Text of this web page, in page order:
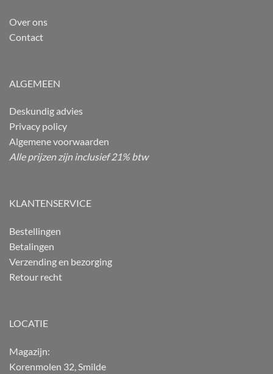
Over ons
Contact
ALGEMEEN
Deskundig advies
Privacy policy
Algemene voorwaarden
Alle prijzen zijn inclusief 21% btw
KLANTENSERVICE
Bestellingen
Betalingen
Verzending en bezorging
Retour recht
LOCATIE
Magazijn:
Korenmolen 32, Smilde